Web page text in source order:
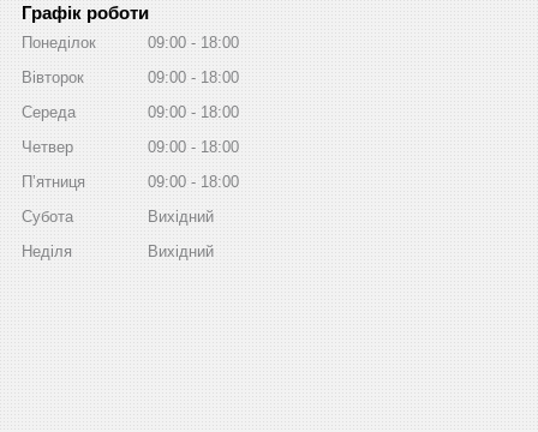
Графік роботи
Понеділок 09:00
18:00
Вівторок
09:00
18:00
Середа
09:00
18:00
Четвер
09:00
18:00
Пʼятниця
09:00
18:00
Субота
Вихідний
Неділя
Вихідний